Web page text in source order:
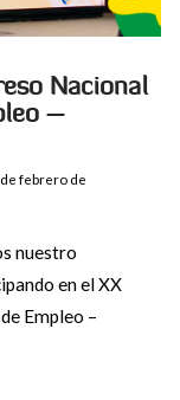
Nacional
–
febrero de
nuestro
en el XX
Empleo –